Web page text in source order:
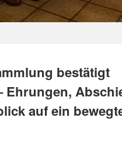
bestätigt
Ehrungen,
auf ein